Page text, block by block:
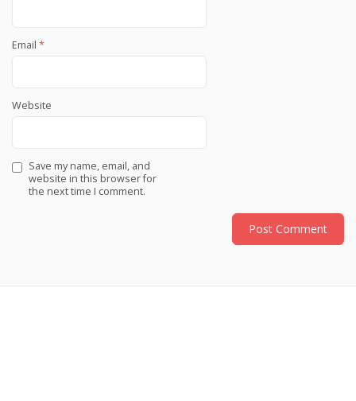
Email *
Website
Save my name, email, and
website in this browser for
the next time I comment.